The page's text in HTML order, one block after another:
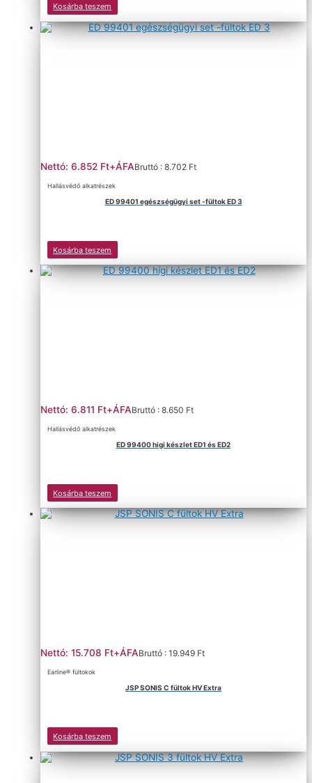
Kosárba teszem
Nettó: 6.852 Ft+ÁFABruttó : 8.702 Ft
Hallásvédő alkatrészek
ED 99401 egészségügyi set -fültok ED 3
Kosárba teszem
Nettó: 6.811 Ft+ÁFABruttó : 8.650 Ft
Hallásvédő alkatrészek
ED 99400 higi készlet ED1 és ED2
Kosárba teszem
Nettó: 15.708 Ft+ÁFABruttó : 19.949 Ft
Earline® fültokok
JSP SONIS C fültok HV Extra
Kosárba teszem